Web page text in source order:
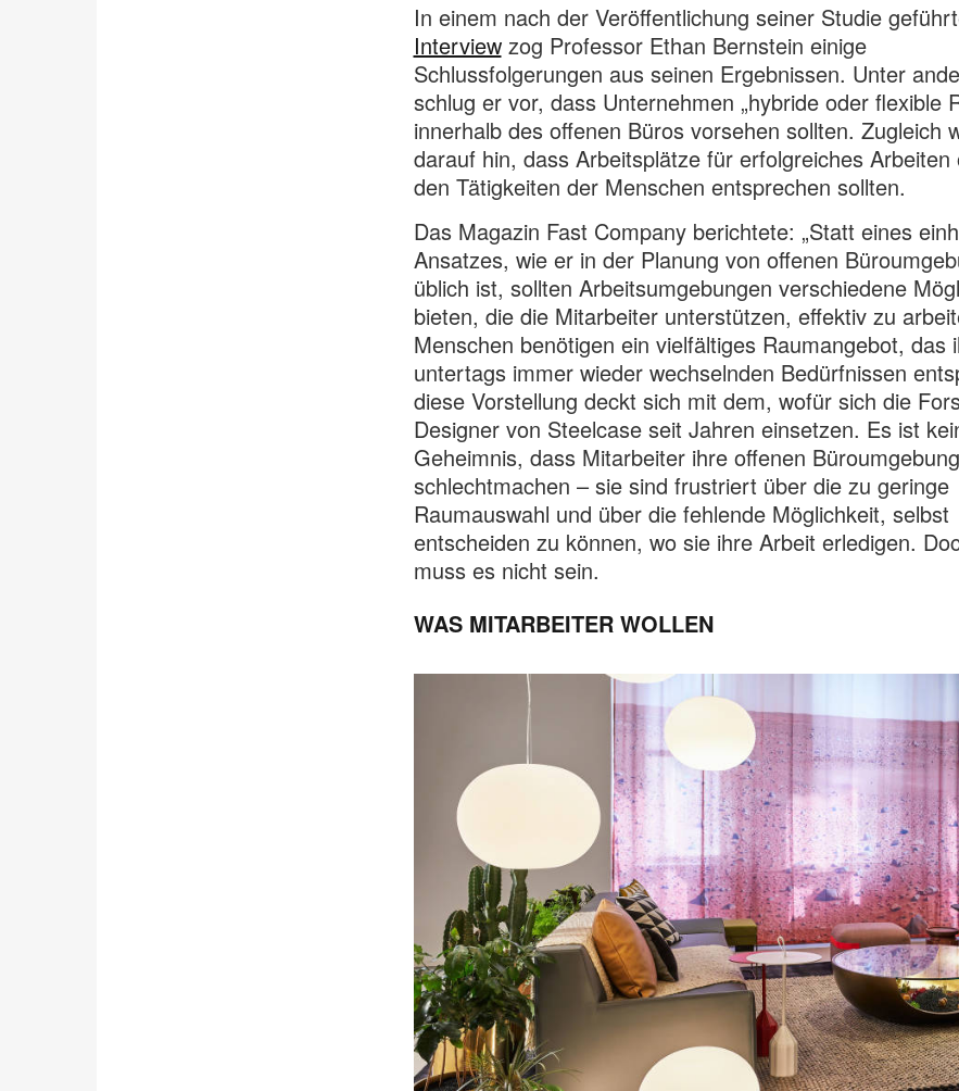
In einem nach der Veröffentlichung seiner Studie
Interviewzog Professor Ethan Bernstein einige
Schlussfolgerungen aus seinen Ergebnissen. Unter
schlug er vor, dass Unternehmen „hybride oder flexible
innerhalb des offenen Büros vorsehen sollten. Zugleich
darauf hin, dass Arbeitsplätze für erfolgreiches Arbeiten
den Tätigkeiten der Menschen entsprechen sollten.
Das Magazin Fast Company berichtete: „Statt eines
Ansatzes, wie er in der Planung von offenen
üblich ist, sollten Arbeitsumgebungen verschiedene
bieten, die die Mitarbeiter unterstützen, effektiv zu
Menschen benötigen ein vielfältiges Raumangebot, das
untertags immer wieder wechselnden Bedürfnissen
diese Vorstellung deckt sich mit dem, wofür sich die
Designer von Steelcase seit Jahren einsetzen. Es ist
Geheimnis, dass Mitarbeiter ihre offenen
schlechtmachen – sie sind frustriert über die zu geringe
Raumauswahl und über die fehlende Möglichkeit, selbst
entscheiden zu können, wo sie ihre Arbeit erledigen.
muss es nicht sein.
WAS MITARBEITER WOLLEN